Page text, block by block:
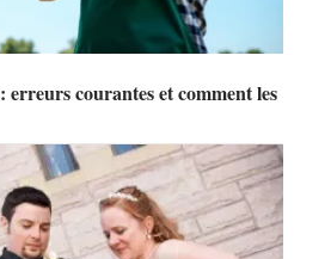
erreurs courantes et comment les